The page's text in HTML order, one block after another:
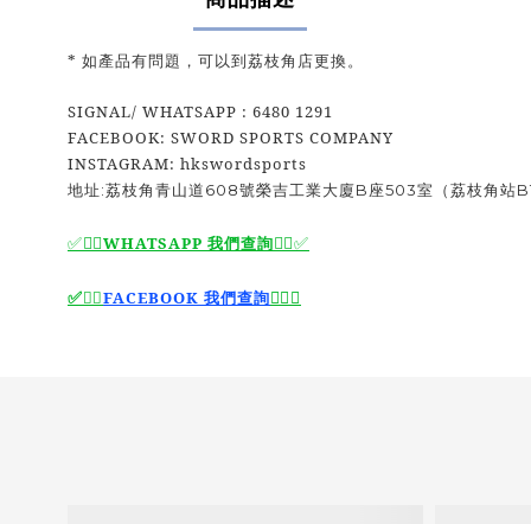
* 如產品有問題，可以到荔枝角店更換。
SIGNAL/ WHATSAPP : 6480 1291
FACEBOOK: SWORD SPORTS COMPANY
INSTAGRAM: hkswordsports
地址:荔枝角青山道608號榮吉工業大廈B座503室（荔枝角站
✅🙆‍♂️WHATSAPP 我們查詢🙆‍♂️✅
✅🙆‍♂️FACEBOOK 我們查詢🙆‍♂️✅